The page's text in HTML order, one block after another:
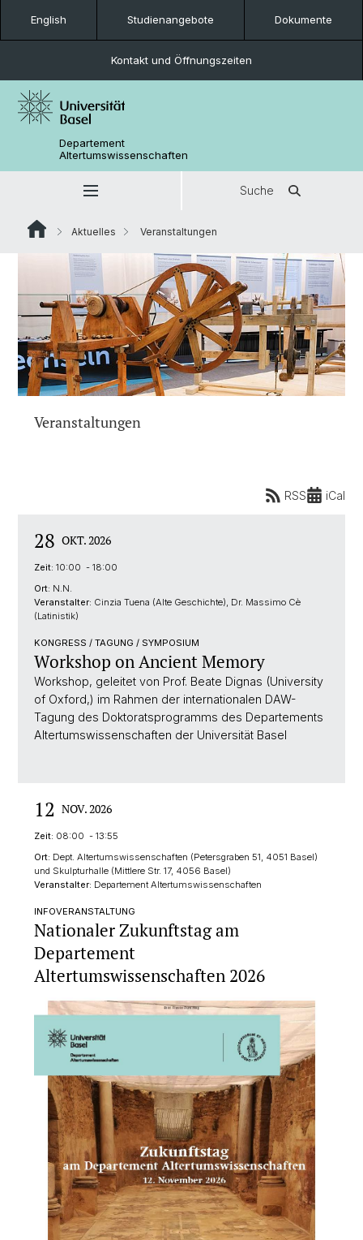
English Studienangebote Dokumente
Kontakt und Öffnungszeiten
Departement
Altertumswissenschaften
Suche
Aktuelles Veranstaltungen
Veranstaltungen
RSS iCal
28 OKT. 2026
Zeit: 10:00 - 18:00
Ort: N.N.
Veranstalter: Cinzia Tuena (Alte Geschichte), Dr. Massimo Cè
(Latinistik)
KONGRESS / TAGUNG / SYMPOSIUM
Workshop on Ancient Memory
Workshop, geleitet von Prof. Beate Dignas (University
of Oxford,) im Rahmen der internationalen DAW-
Tagung des Doktoratsprogramms des Departements
Altertumswissenschaften der Universität Basel
12 NOV. 2026
Zeit: 08:00 - 13:55
Ort: Dept. Altertumswissenschaften (Petersgraben 51, 4051 Basel)
und Skulpturhalle (Mittlere Str. 17, 4056 Basel)
Veranstalter: Departement Altertumswissenschaften
INFOVERANSTALTUNG
Nationaler Zukunftstag am
Departement
Altertumswissenschaften 2026